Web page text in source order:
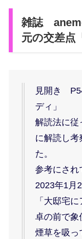
雑誌
元の交差
見開き
ディ」
解読法に従
に解読し考
た。
参考にさ
2023年1月
「大邸宅
卓の前で象
煙草を吸っ